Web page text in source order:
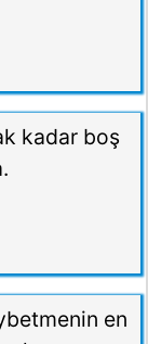
kadar boş
en